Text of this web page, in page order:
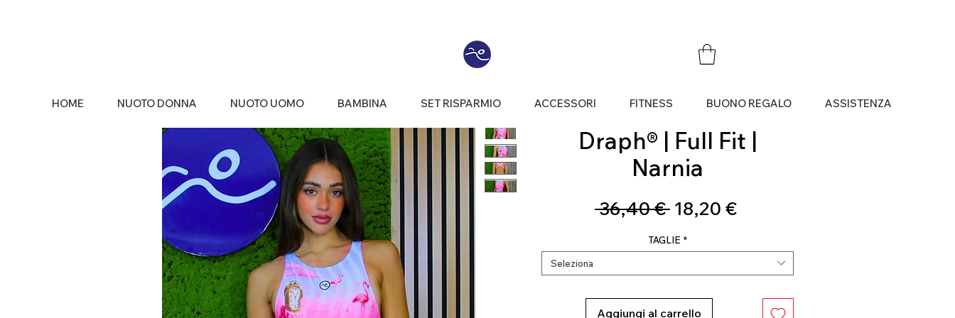
HOME NUOTO DONNA NUOTO UOMO BAMBINA SET RISPARMIO ACCESSORI FITNESS BUONO REGALO ASSISTENZA
Draph® | Full Fit |
Narnia
36,40 € Prezzo
18,20 €Prezzo
TAGLIE *
Seleziona
Aggiungi al carrello